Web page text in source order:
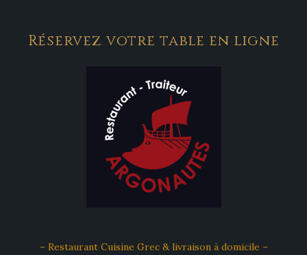
Réservez votre table en ligne
– Restaurant Cuisine Grec & livraison à domicile –